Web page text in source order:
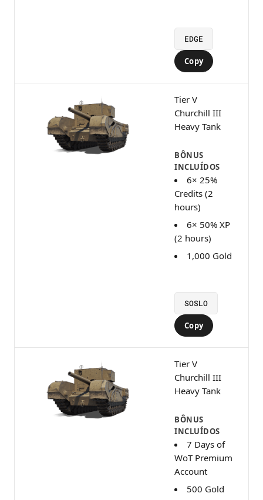
EDGE
Copy
Tier V
Churchill III
Heavy Tank
BÔNUS
INCLUÍDOS
6× 25%
Credits (2
hours)
6× 50% XP
(2 hours)
1,000 Gold
SOSLO
Copy
Tier V
Churchill III
Heavy Tank
BÔNUS
INCLUÍDOS
7 Days of
WoT Premium
Account
500 Gold